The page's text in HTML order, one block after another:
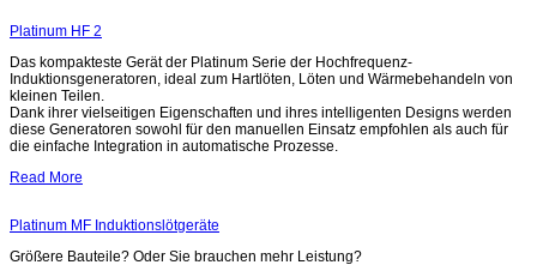
Platinum HF 2
Das kompakteste Gerät der Platinum Serie der Hochfrequenz-
Induktionsgeneratoren, ideal zum Hartlöten, Löten und Wärmebehandeln von
kleinen Teilen.
Dank ihrer vielseitigen Eigenschaften und ihres intelligenten Designs werden
diese Generatoren sowohl für den manuellen Einsatz empfohlen als auch für
die einfache Integration in automatische Prozesse.
Read More
Platinum MF Induktionslötgeräte
Größere Bauteile? Oder Sie brauchen mehr Leistung?